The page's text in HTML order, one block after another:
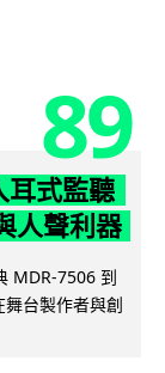
89
耳式監聽
人聲利器
MDR-7506 到
台製作者與創